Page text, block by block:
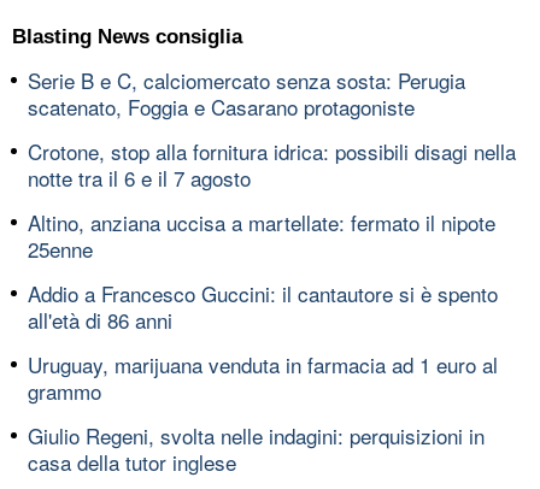
Blasting News consiglia
Serie B e C, calciomercato senza sosta: Perugia
scatenato, Foggia e Casarano protagoniste
Crotone, stop alla fornitura idrica: possibili disagi nella
notte tra il 6 e il 7 agosto
Altino, anziana uccisa a martellate: fermato il nipote
25enne
Addio a Francesco Guccini: il cantautore si è spento
all'età di 86 anni
Uruguay, marijuana venduta in farmacia ad 1 euro al
grammo
Giulio Regeni, svolta nelle indagini: perquisizioni in
casa della tutor inglese